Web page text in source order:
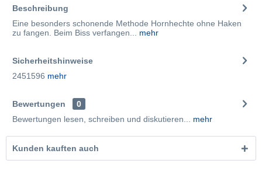
Beschreibung
Eine besonders schonende Methode Hornhechte ohne Haken
zu fangen. Beim Biss verfangen...
mehr
Sicherheitshinweise
2451596 mehr
Bewertungen
0
Bewertungen lesen, schreiben und diskutieren...
mehr
Kunden kauften auch